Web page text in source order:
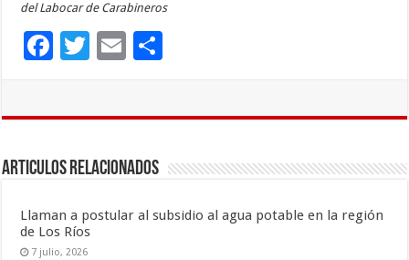
del Labocar de Carabineros
F
o
k
T
E
ar
r
Articulos Relacionados
Llaman a postular al subsidio al agua potable en la región
de Los Ríos
7 julio, 2026